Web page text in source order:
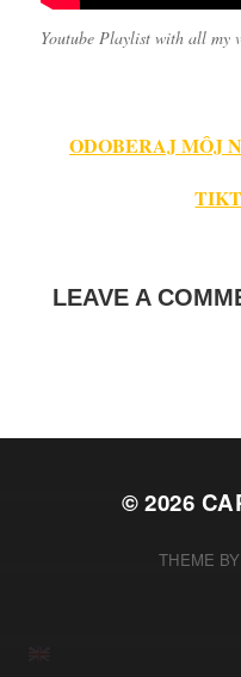
Youtube Playlist with all my
ODOBERAJ MÔJ
LEAVE A
© 2026
THEME BY